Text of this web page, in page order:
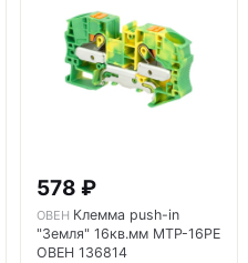
578 ₽
ОВЕН Клемма push-in
"Земля" 16кв.мм MTP-16PE
ОВЕН 136814